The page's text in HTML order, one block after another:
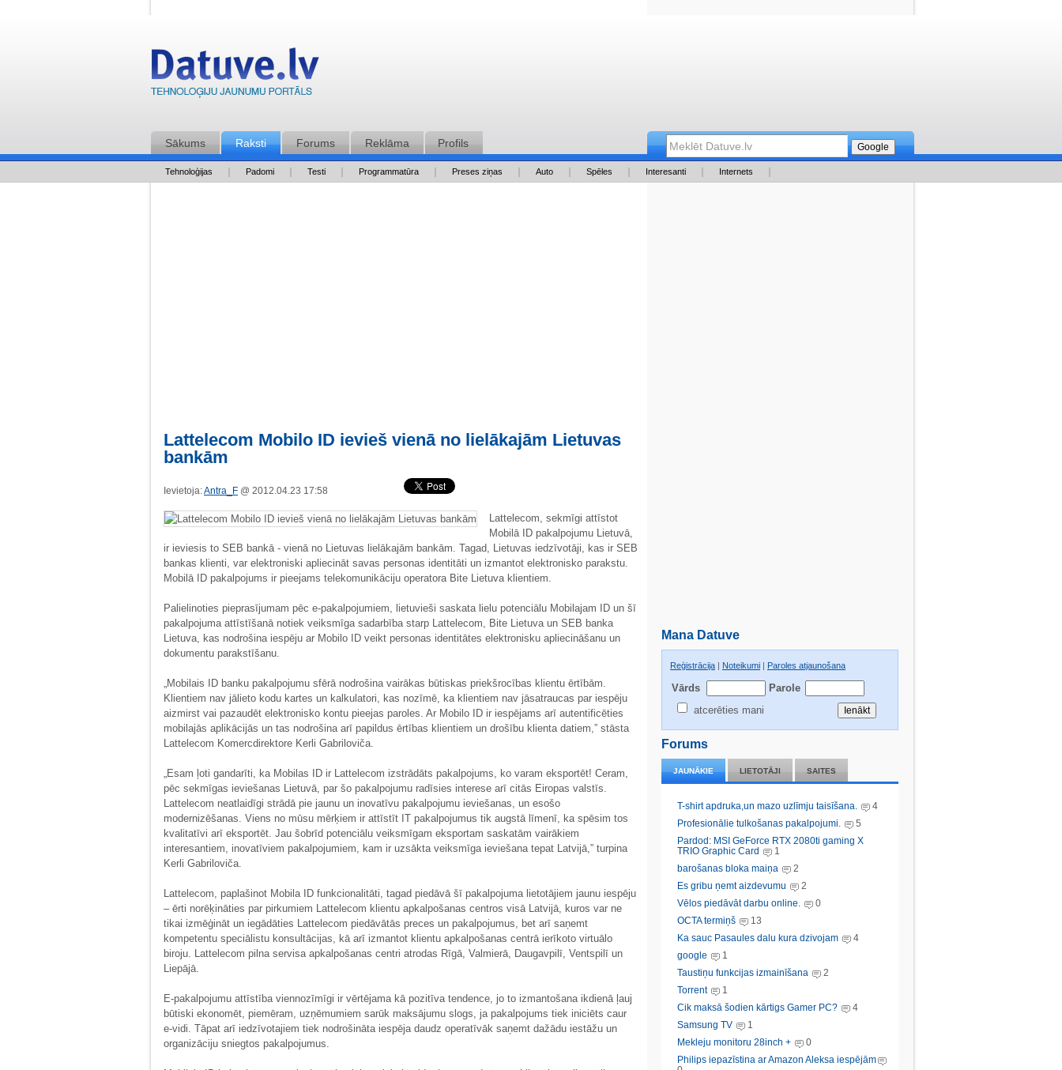
Sākums Raksti Forums Reklāma Profils
Tehnoloģijas Padomi Testi Programmatūra Preses ziņas Auto Spēles Interesanti Internets
Mana Datuve
Reģistrācija | Noteikumi | Paroles atjaunošana
Vārds
Parole
atcerēties mani
Forums
JAUNĀKIE LIETOTĀJI SAITES
T-shirt apdruka,un mazo uzlīmju taisīšana.
4
Profesionālie tulkošanas pakalpojumi.
5
Pardod: MSI GeForce RTX 2080ti gaming X
TRIO Graphic Card
1
barošanas bloka maiņa
2
Es gribu ņemt aizdevumu
2
Vēlos piedāvāt darbu online.
0
OCTA termiņš
13
Ka sauc Pasaules dalu kura dzivojam
4
google
1
Taustiņu funkcijas izmainīšana
2
Torrent
1
Cik maksā šodien kārtigs Gamer PC?
4
Samsung TV
1
Mekleju monitoru 28inch +
0
Philips iepazīstina ar Amazon Aleksa iespējām
Lattelecom Mobilo ID ievieš vienā no lielākajām Lietuvas
bankām
Ievietoja:Antra_F @ 2012.04.23 17:58
Lattelecom, sekmīgi attīstot
Mobilā ID pakalpojumu Lietuvā,
ir ieviesis to SEB bankā - vienā no Lietuvas lielākajām bankām. Tagad, Lietuvas iedzīvotāji, kas ir SEB
bankas klienti, var elektroniski apliecināt savas personas identitāti un izmantot elektronisko parakstu.
Mobilā ID pakalpojums ir pieejams telekomunikāciju operatora Bite Lietuva klientiem.
Palielinoties pieprasījumam pēc e-pakalpojumiem, lietuvieši saskata lielu potenciālu Mobilajam ID un šī
pakalpojuma attīstīšanā notiek veiksmīga sadarbība starp Lattelecom, Bite Lietuva un SEB banka
Lietuva, kas nodrošina iespēju ar Mobilo ID veikt personas identitātes elektronisku apliecināšanu un
dokumentu parakstīšanu.
„Mobilais ID banku pakalpojumu sfērā nodrošina vairākas būtiskas priekšrocības klientu ērtībām.
Klientiem nav jālieto kodu kartes un kalkulatori, kas nozīmē, ka klientiem nav jāsatraucas par iespēju
aizmirst vai pazaudēt elektronisko kontu pieejas paroles. Ar Mobilo ID ir iespējams arī autentificēties
mobilajās aplikācijās un tas nodrošina arī papildus ērtības klientiem un drošību klienta datiem,” stāsta
Lattelecom Komercdirektore Kerli Gabriloviča.
„Esam ļoti gandarīti, ka Mobilas ID ir Lattelecom izstrādāts pakalpojums, ko varam eksportēt! Ceram,
pēc sekmīgas ieviešanas Lietuvā, par šo pakalpojumu radīsies interese arī citās Eiropas valstīs.
Lattelecom neatlaidīgi strādā pie jaunu un inovatīvu pakalpojumu ieviešanas, un esošo
modernizēšanas. Viens no mūsu mērķiem ir attīstīt IT pakalpojumus tik augstā līmenī, ka spēsim tos
kvalitatīvi arī eksportēt. Jau šobrīd potenciālu veiksmīgam eksportam saskatām vairākiem
interesantiem, inovatīviem pakalpojumiem, kam ir uzsākta veiksmīga ieviešana tepat Latvijā,” turpina
Kerli Gabriloviča.
Lattelecom, paplašinot Mobila ID funkcionalitāti, tagad piedāvā šī pakalpojuma lietotājiem jaunu iespēju
– ērti norēķināties par pirkumiem Lattelecom klientu apkalpošanas centros visā Latvijā, kuros var ne
tikai izmēģināt un iegādāties Lattelecom piedāvātās preces un pakalpojumus, bet arī saņemt
kompetentu speciālistu konsultācijas, kā arī izmantot klientu apkalpošanas centrā ierīkoto virtuālo
biroju. Lattelecom pilna servisa apkalpošanas centri atrodas Rīgā, Valmierā, Daugavpilī, Ventspilī un
Liepājā.
E-pakalpojumu attīstība viennozīmīgi ir vērtējama kā pozitīva tendence, jo to izmantošana ikdienā ļauj
būtiski ekonomēt, piemēram, uzņēmumiem sarūk maksājumu slogs, ja pakalpojums tiek iniciēts caur
e-vidi. Tāpat arī iedzīvotajiem tiek nodrošināta iespēja daudz operatīvāk saņemt dažādu iestāžu un
organizāciju sniegtos pakalpojumus.